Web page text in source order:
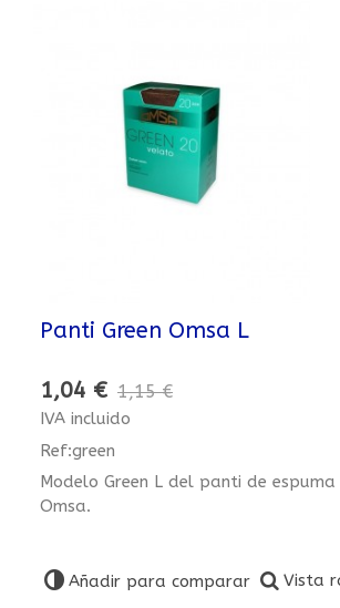
Panti Green Omsa L
1,04 € 1,15 €
IVA incluido
Ref:green
Modelo Green L del panti de
Omsa.
Añadir para comparar Vista